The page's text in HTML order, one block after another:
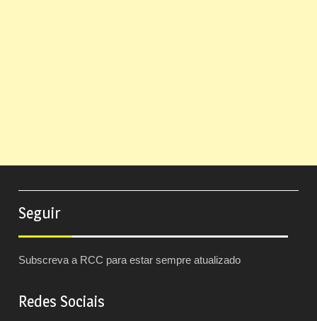
Seguir
Subscreva a RCC para estar sempre atualizado
Redes Sociais